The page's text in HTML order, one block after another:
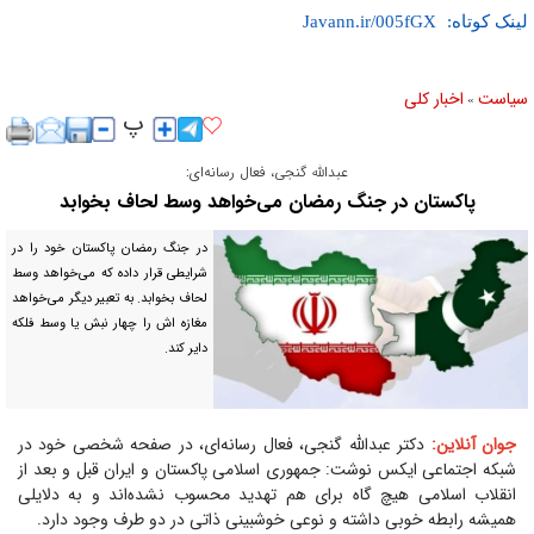
لینک کوتاه:
سیاست » اخبار کلی
عبدالله گنجی، فعال رسانه‌ای:
پاکستان در جنگ رمضان می‌خواهد وسط لحاف بخوابد
در جنگ رمضان پاکستان خود را در
شرایطی قرار داده که می‌خواهد وسط
لحاف بخوابد. به تعبیر دیگر می‌خواهد
مغازه اش را چهار نبش یا وسط فلکه
دایر کند.
جوان آنلاین: دکتر عبدالله گنجی، فعال رسانه‌ای، در صفحه شخصی خود در
شبکه اجتماعی ایکس نوشت: جمهوری اسلامی پاکستان و ایران قبل و بعد از
انقلاب اسلامی هیچ گاه برای هم تهدید محسوب نشده‌اند و به دلایلی
همیشه رابطه خوبی داشته و نوعی خوشبینی ذاتی در دو طرف وجود دارد.